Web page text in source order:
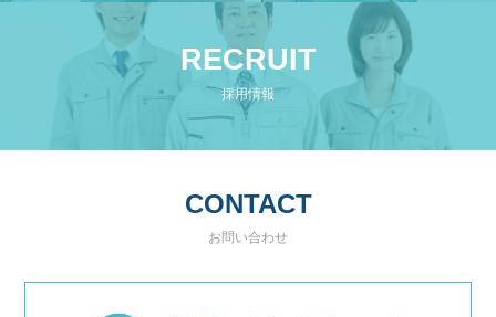
RECRUIT
採用情報
CONTACT
お問い合わせ